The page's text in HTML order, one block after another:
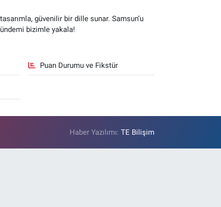
güvenilir bir dille sunar. Samsun’u
bizimle yakala!
Puan Durumu ve Fikstür
Haber Yazılımı:TE Bilişim